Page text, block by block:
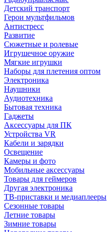
Детский транспорт
Герои мультфильмов
Антистресс
Развитие
Сюжетные и ролевые
Игрушечное оружие
Мягкие игрушки
Наборы для плетения оптом
Электроника
Наушники
Аудиотехника
Бытовая техника
Гаджеты
Аксессуары для ПК
Устройства VR
Кабели и зарядки
Освещение
Камеры и фото
Мобильные аксессуары
Товары для геймеров
Другая электроника
ТВ-приставки и медиаплееры
Сезонные товары
Летние товары
Зимние товары